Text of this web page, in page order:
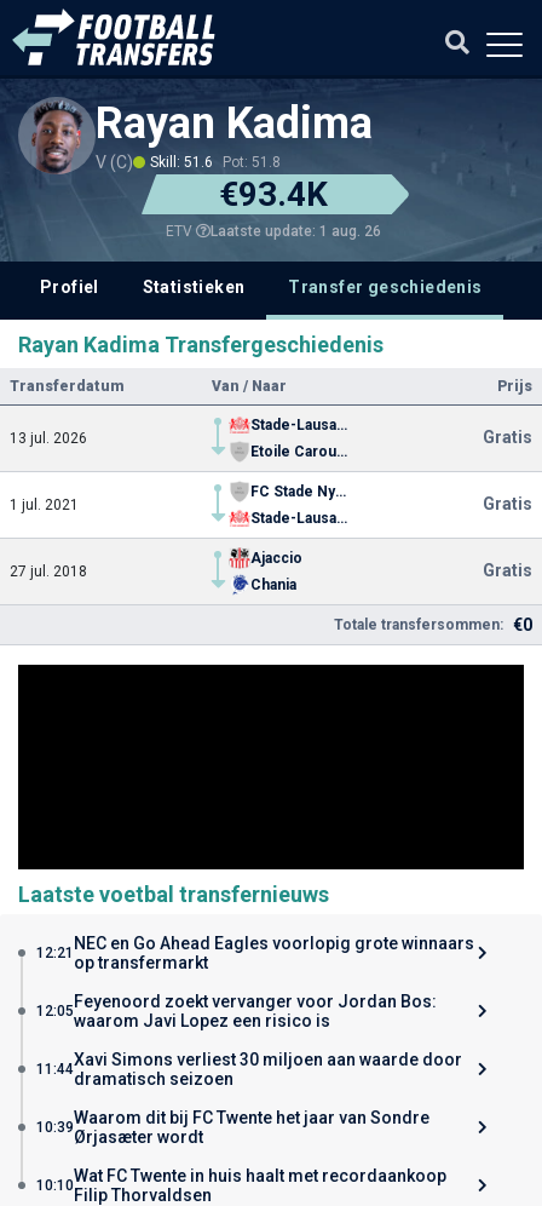
Rayan Kadima
V (C) Skill: 51.6 Pot: 51.8
€93.4K
ETV Laatste update: 1 aug. 26
Profiel Statistieken Transfer geschiedenis
Rayan Kadima Transfergeschiedenis
Transferdatum Van / Naar Prijs
13 jul. 2026
Stade-Lausanne
Etoile Carouge FC
Gratis
1 jul. 2021
FC Stade Nyonnais
Stade-Lausanne
Gratis
27 jul. 2018
Ajaccio
Chania
Gratis
Totale transfersommen: €0
Laatste voetbal transfernieuws
12:21 NEC en Go Ahead Eagles voorlopig grote winnaars
op transfermarkt
12:05 Feyenoord zoekt vervanger voor Jordan Bos:
waarom Javi Lopez een risico is
11:44Xavi Simons verliest 30 miljoen aan waarde door
dramatisch seizoen
10:39Waarom dit bij FC Twente het jaar van Sondre
Ørjasæter wordt
10:10Wat FC Twente in huis haalt met recordaankoop
Filip Thorvaldsen